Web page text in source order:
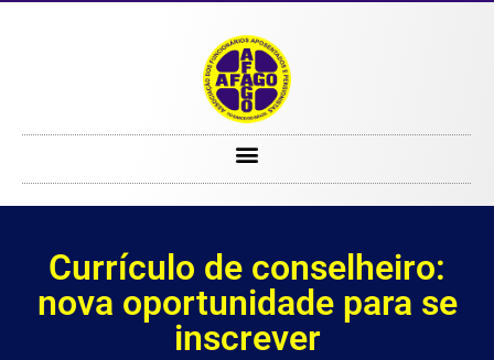
Currículo de conselheiro:
nova oportunidade para se
inscrever